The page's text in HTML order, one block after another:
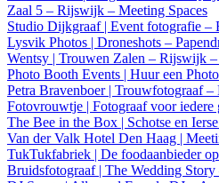
Zaal 5 – Rijswijk – Meeting Spaces
Studio Dijkgraaf | Event fotografie –
Lysvik Photos | Droneshots –
Wentsy | Trouwen Zalen – Rijswijk
Photo Booth Events | Huur een
Petra Bravenboer | Trouwfotograaf
Fotovrouwtje | Fotograaf voor iedere
The Bee in the Box | Schotse en
Van der Valk Hotel Den Haag |
TukTukfabriek | De foodaanbieder
Bruidsfotograaf | The Wedding